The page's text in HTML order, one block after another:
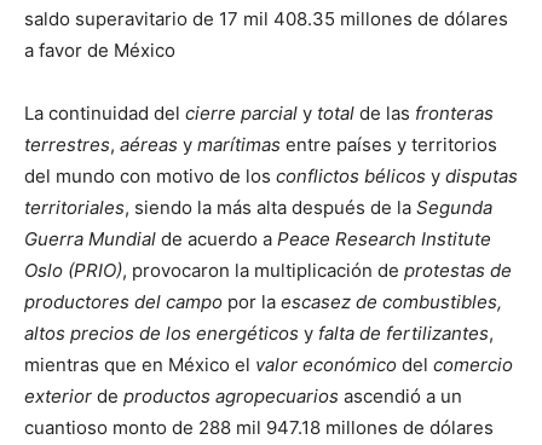
saldo superavitario de 17 mil 408.35 millones de dólares
a favor de México
La continuidad del cierre parcial y total de las fronteras
terrestres, aéreas y marítimas entre países y territorios
del mundo con motivo de los conflictos bélicos y disputas
territoriales, siendo la más alta después de la Segunda
Guerra Mundial de acuerdo a Peace Research Institute
Oslo (PRIO), provocaron la multiplicación de protestas de
productores del campo por la escasez de combustibles,
altos precios de los energéticos y falta de fertilizantes,
mientras que en México el valor económico del comercio
exterior de productos agropecuarios ascendió a un
cuantioso monto de 288 mil 947.18 millones de dólares